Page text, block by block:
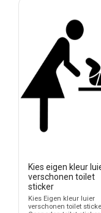
Kies eigen kleur
verschonen toilet
sticker
Kies Eigen kleur luier
verschonen toilet